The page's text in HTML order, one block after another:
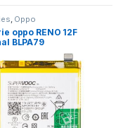
, Oppo
oppo RENO 12F
BLPA79